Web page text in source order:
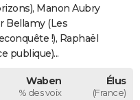
Manon Aubry
Bellamy (Les
!), Raphaël
publique)...
Waben
% des voix
Élus
(France)